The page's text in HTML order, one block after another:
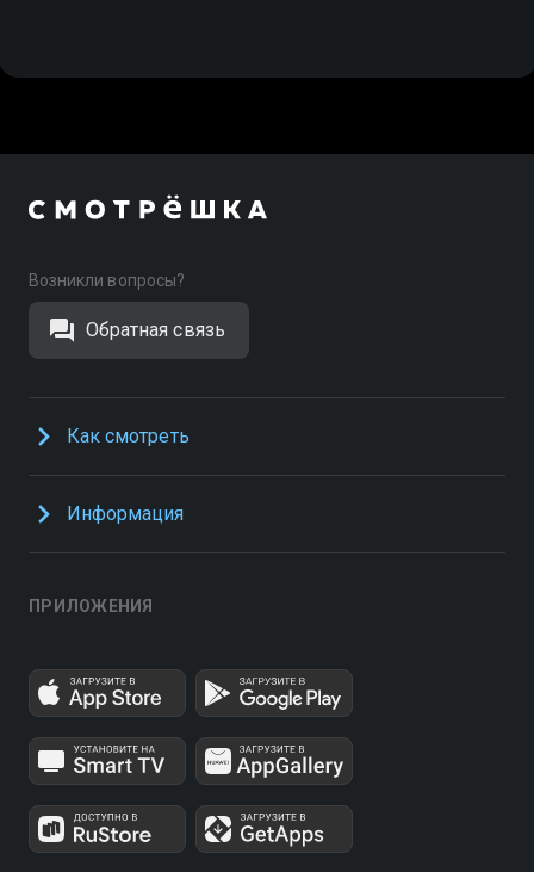
Возникли вопросы?
Обратная связь
Как смотреть
Информация
ПРИЛОЖЕНИЯ